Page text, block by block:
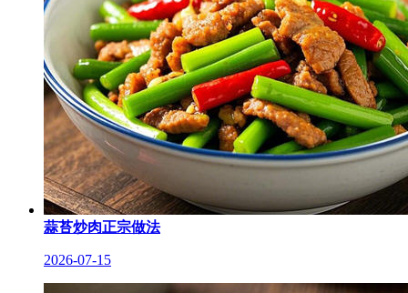
蒜苔炒肉正宗做法
2026-07-15